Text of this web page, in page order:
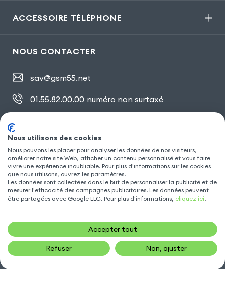
ACCESSOIRE TÉLÉPHONE
NOUS CONTACTER
sav@gsm55.net
01.55.82.00.00 numéro non surtaxé
SUIVEZ NOUS
Nous utilisons des cookies
Nous pouvons les placer pour analyser les données de nos visiteurs,
améliorer notre site Web, afficher un contenu personnalisé et vous faire
vivre une expérience inoubliable. Pour plus d'informations sur les cookies
que nous utilisons, ouvrez les paramètres.
Les données sont collectées dans le but de personnaliser la publicité et de
mesurer l'efficacité des campagnes publicitaires. Les données peuvent
être partagées avec Google LLC. Pour plus d'informations, cliquez ici.
Accepter tout
Refuser Non, ajuster